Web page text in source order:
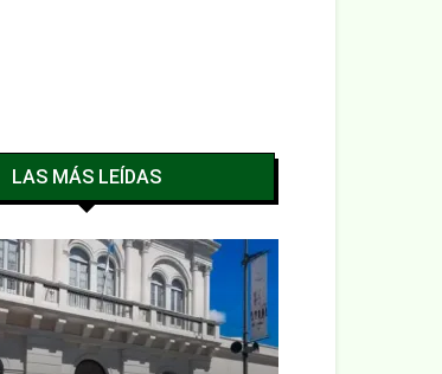
LAS MÁS LEÍDAS